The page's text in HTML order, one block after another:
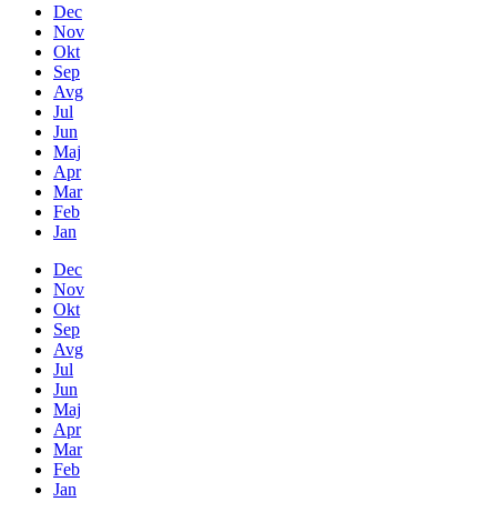
Dec
Nov
Okt
Sep
Avg
Jul
Jun
Maj
Apr
Mar
Feb
Jan
Dec
Nov
Okt
Sep
Avg
Jul
Jun
Maj
Apr
Mar
Feb
Jan